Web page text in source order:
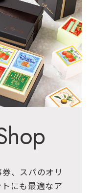
、スパのオリ
にも最適なア